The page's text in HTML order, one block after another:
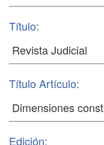
Título:
Título Artículo:
Edición: